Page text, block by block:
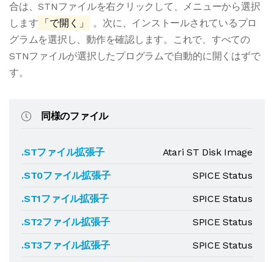
合は、STNファイルを右クリックして、メニューから選択
します
「で開く」
。次に、インストールされているプロ
グラムを選択し、動作を確認します。これで、すべての
STNファイルが選択したプログラムで自動的に開くはずで
す。
同様のファイル
.STファイル拡張子
Atari ST Disk Image
.ST0ファイル拡張子
SPICE Status
.ST1ファイル拡張子
SPICE Status
.ST2ファイル拡張子
SPICE Status
.ST3ファイル拡張子
SPICE Status